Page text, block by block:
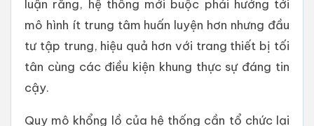
luận rằng, hệ thống mới buộc phải hướng tới
mô hình ít trung tâm huấn luyện hơn nhưng đầu
tư tập trung, hiệu quả hơn với trang thiết bị tối
tân cùng các điều kiện khung thực sự đáng tin
cậy.
Quy mô khổng lồ của hệ thống cần tổ chức lại